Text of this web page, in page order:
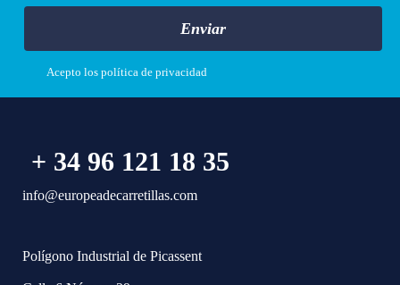
Enviar
Acepto los política de privacidad
+ 34 96 121 18 35
info@europeadecarretillas.com
Polígono Industrial de Picassent